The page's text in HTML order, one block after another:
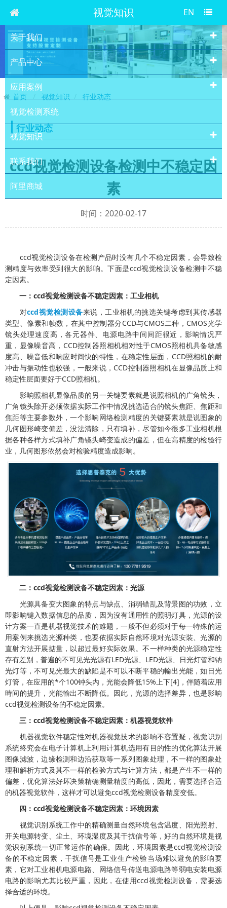
视觉知识 EN
关于我们
产品中心
应用案例
视觉检测系统
视觉知识
联系我们
阿里商城
首页 视觉知识 行业动态
行业动态
ccd视觉检测设备检测中不稳定因
素
时间：2020-02-17
ccd视觉检测设备在检测产品时没有几个不稳定因素，会导致检
测精度与效率受到很大的影响。下面是ccd视觉检测设备检测中不稳
定因素。
一：ccd视觉检测设备不稳定因素：工业相机
对ccd视觉检测设备来说，工业相机的挑选关键考虑到其传感器
类型、像素和帧数，在其中控制器分CCD与CMOS二种，CMOS光学
镜头处理速度高，各元器件、电源电路中间间距很近，影响情况严
重，显像噪音高，CCD控制器照相机相对性于CMOS照相机具备敏感
度高、噪音低和响应时间快的特性，在稳定性层面，CCD照相机的耐
冲击与振动性也较强，一般来说，CCD控制器照相机在显像品质上和
稳定性层面要好于CCD照相机。
影响照相机显像品质的另一关键要素就是说照相机的广角镜头，
广角镜头除开必须依据实际工作中情况挑选适合的镜头焦距、焦距和
焦距等主要参数外，一个影响网络检测精度的关键要素就是说图象的
几何图形崎变偏差，没法清除，只有填补，尽管如今很多工业相机根
据各种各样方式填补广角镜头崎变造成的偏差，但在高精度的检验行
业，几何图形依然会对检验精度造成影响。
二：ccd视觉检测设备不稳定因素：光源
光源具备变大图象的特点与缺点、消弱错乱及背景图的功效，立
即影响键入数据信息的品质，因为沒有通用性的照明灯具，光源的设
计方案一直是机器视觉技术的难题，一般不但必须对于每一特殊的运
用案例来挑选光源种类，也要依据实际自然环境对光源安裝、光源的
直射方法开展掂量，以超过最好实际效果。不一样种类的光源稳定性
存有差别，普遍的不可见光光源有LED光源、LED光源、日光灯管和钠
光灯等，不可见光最大的缺陷是不可以不断平稳的輸出光能，如日光
灯管，在应用的*个100钟头内，光能会降低15%上下[4]，伴随着应用
時间的提升，光能輸出不断降低。因此，光源的选择差异，也是影响
ccd视觉检测设备的不稳定因素。
三：ccd视觉检测设备不稳定因素：机器视觉软件
机器视觉软件稳定性对机器视觉技术的影响不容置疑，视觉识别
系统终究会在电子计算机上利用计算机选用有目的性的优化算法开展
图像滤波，边缘检测和边沿获取等一系列图象处理，不一样的图象处
理和解析方式及其不一样的检验方式与计算方法，都是产生不一样的
偏差，优化算法好坏决策精确测量精度的高低，因此，需要选择合适
的机器视觉软件，这样才可以避免ccd视觉检测设备精度变低。
四：ccd视觉检测设备不稳定因素：环境因素
视觉识别系统工作中的精确测量自然环境包含温度、阳光照射、
开关电源转变、尘土、环境湿度及其干扰信号等，好的自然环境是视
觉识别系统一切正常运作的确保。因此，环境因素是ccd视觉检测设
备的不稳定因素，干扰信号是工业生产检验当场难以避免的影响要
素，它对工业相机电源电路、网络信号传送电源电路等弱电安装电源
电路的影响尤其比较严重，因此，在使用ccd视觉检测设备，需要选
择合适的环境。